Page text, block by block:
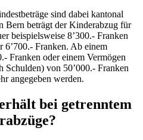
sind dabei kantonal
Bern beträgt der Kinderabzug für
beispielsweise 8’300.- Franken
6’700.- Franken. Ab einem
Franken oder einem Vermögen
Schulden) von 50’000.- Franken
angegeben werden.
bei getrenntem